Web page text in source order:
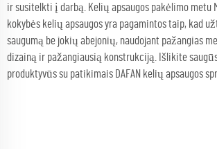
ir susitelkti į darbą. Kelių apsaugos pakėlimo metu
kokybės kelių apsaugos yra pagamintos taip, kad
saugumą be jokių abejonių, naudojant pažangias
dizainą ir pažangiausią konstrukciją. Išlikite
produktyvūs su patikimais DAFAN kelių apsaugos